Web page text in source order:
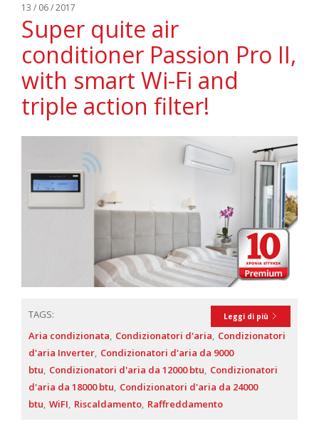
13 / 06 / 2017
Super quite air
conditioner Passion Pro II,
with smart Wi-Fi and
triple action filter!
Leggi di più
TAGS:
Aria condizionata Condizionatori d'aria Condizionatori
d'aria Inverter Condizionatori d'aria da 9000
btu Condizionatori d'aria da 12000 btu Condizionatori
d'aria da 18000 btu Condizionatori d'aria da 24000
btu WiFI Riscaldamento Raffreddamento